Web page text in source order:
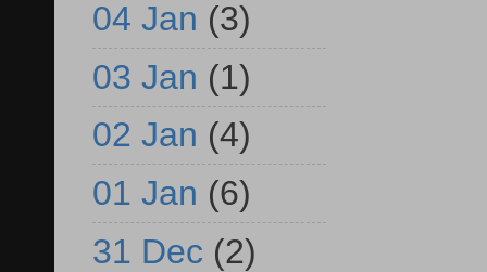
04 Jan (3)
03 Jan (1)
02 Jan (4)
01 Jan (6)
31 Dec (2)